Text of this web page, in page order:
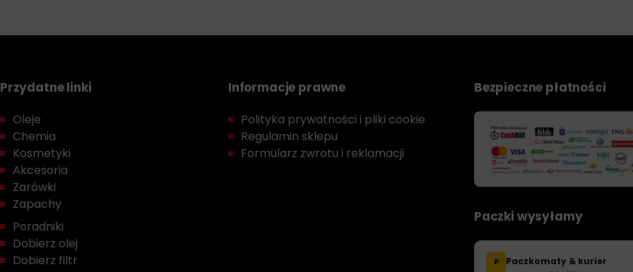
Przydatne linki
Oleje
Chemia
Kosmetyki
Akcesoria
Żarówki
Zapachy
Poradniki
Dobierz olej
Dobierz filtr
Informacje prawne
Polityka prywatności i pliki cookie
Regulamin sklepu
Formularz zwrotu i reklamacji
Bezpieczne płatności
Paczki wysyłamy
P Paczkomaty & kurier